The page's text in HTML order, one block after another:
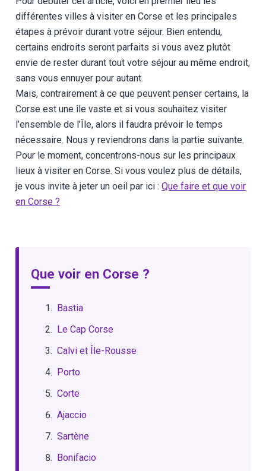
différentes villes à visiter en Corse et les principales
étapes à prévoir durant votre séjour. Bien entendu,
certains endroits seront parfaits si vous avez plutôt
envie de rester durant tout votre séjour au même endroit,
sans vous ennuyer pour autant.
Mais, contrairement à ce que peuvent penser certains, la
Corse est une île vaste et si vous souhaitez visiter
l’ensemble de l’Île, alors il faudra prévoir le temps
nécessaire. Nous y reviendrons dans la partie suivante.
Pour le moment, concentrons-nous sur les principaux
lieux à visiter en Corse. Si vous voulez plus de détails,
je vous invite à jeter un oeil par ici :Que faire et que voir
en Corse ?
Que voir en Corse ?
Bastia
Le Cap Corse
Calvi et Île-Rousse
Porto
Corte
Ajaccio
Sartène
Bonifacio